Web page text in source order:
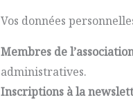
Vos données
Membres de
administratives.
Inscriptions à la